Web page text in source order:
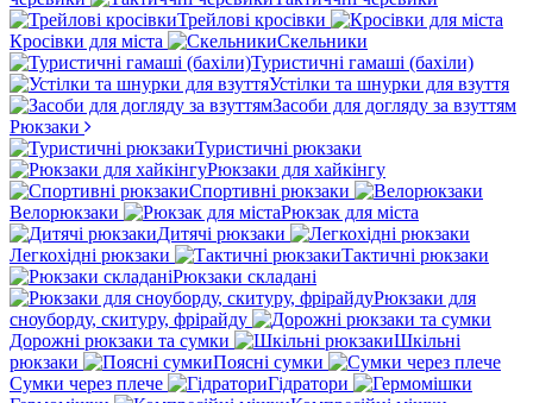
Трейлові кросівки
Кросівки для міста
Скельники
Туристичні гамаші (бахіли)
Устілки та шнурки для взуття
Засоби для догляду за взуттям
Рюкзаки
Туристичні рюкзаки
Рюкзаки для хайкінгу
Спортивні рюкзаки
Велорюкзаки
Рюкзак для міста
Дитячі рюкзаки
Легкохідні рюкзаки
Тактичні рюкзаки
Рюкзаки складані
Рюкзаки для
сноуборду, скитуру, фрірайду
Дорожні рюкзаки та сумки
Шкільні
рюкзаки
Поясні сумки
Сумки через плече
Гідратори